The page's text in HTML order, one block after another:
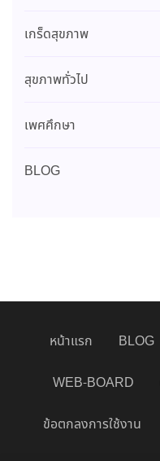
เกร็ดสุขภาพ
สุขภาพทั่วไป
เพศศึกษา
BLOG
หน้าแรก BLOG
WEB-BOARD
ข้อตกลงการใช้งาน